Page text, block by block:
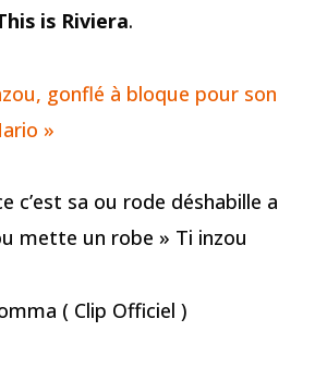
is Riviera.
gonflé à bloque pour son
»
c’est sa ou rode déshabille a
mette un robe » Ti inzou
( Clip Officiel )